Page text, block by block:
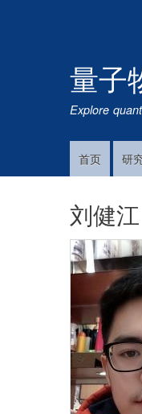
量子
Explore
Main首页 研
刘健江